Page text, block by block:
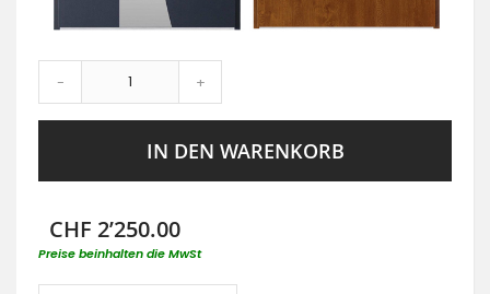
- +
IN DEN WARENKORB
CHF 2’250.00
Preise beinhalten die MwSt